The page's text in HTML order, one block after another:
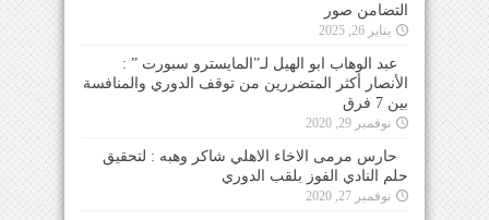
التضامن صور
يناير 26, 2025
عبد الوهاب ابو الهيل لـ”المايسترو سبورت ” :
الأنصار أكثر المتضررين من توقف الدوري والمنافسة
بين 7 فرق
نوفمبر 29, 2020
حارس مرمى الاخاء الاهلي شاكر وهبه : لتحقيق
حلم النادي الفوز بلقب الدوري
نوفمبر 27, 2020